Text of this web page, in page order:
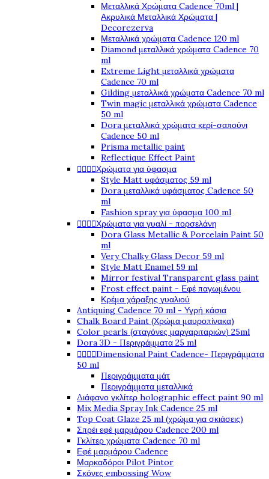
Μεταλλικά Χρώματα Cadence 70ml |
Ακρυλικά Μεταλλικά Χρώματα |
Decorezerva
Μεταλλικά χρώματα Cadence 120 ml
Diamond μεταλλικά χρώματα Cadence 70
ml
Extreme Light μεταλλικά χρώματα
Cadence 70 ml
Gilding μεταλλικά χρώματα Cadence 70 ml
Twin magic μεταλλικά χρώματα Cadence
50 ml
Dora μεταλλικά χρώματα κερί-σαπούνι
Cadence 50 ml
Prisma metallic paint
Reflectique Effect Paint
Χρώματα για ύφασμα
Style Matt υφάσματος 59 ml
Dora μεταλλικά υφάσματος Cadence 50
ml
Fashion spray για ύφασμα 100 ml
Χρώματα για γυαλί - πορσελάνη
Dora Glass Metallic & Porcelain Paint 50
ml
Very Chalky Glass Decor 59 ml
Style Matt Enamel 59 ml
Mirror festival Transparent glass paint
Frost effect paint - Εφέ παγωμένου
Κρέμα χάραξης γυαλιού
Antiquing Cadence 70 ml - Υγρή κάσια
Chalk Board Paint (Χρώμα μαυροπίνακα)
Color pearls (σταγόνες μαργαριταριών) 25ml
Dora 3D - Περιγράμματα 25 ml
Dimensional Paint Cadence- Περιγράμματα
50 ml
Περιγράμματα μάτ
Περιγράμματα μεταλλικά
Διάφανο γκλίτερ holographic effect paint 90 ml
Mix Media Spray Ink Cadence 25 ml
Top Coat Glaze 25 ml (χρώμα για σκιάσεις)
Σπρέι εφέ μαρμάρου Cadence 200 ml
Γκλίτερ χρώματα Cadence 70 ml
Εφέ μαρμάρου Cadence
Μαρκαδόροι Pilot Pintor
Σκόνες embossing Wow